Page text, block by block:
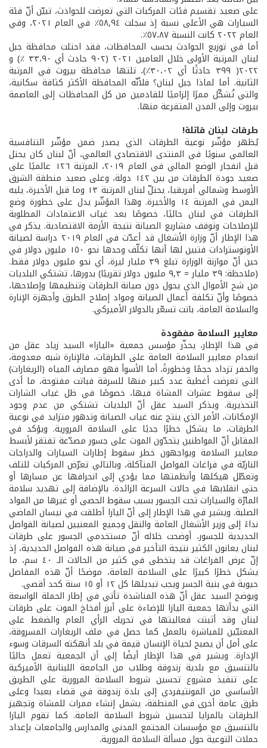
على صعيد تقسيم فئات المركبات التي تعرضت للحوادث، تبيّن أنّ فئة
السيارات هي الأعلى نسبة إذ سجلت ٥٨,٩٤٪ في العام ٢٠٢١، وفي
العام ٢٠٢٢ كانت النسبة ٥٧،٨٧٪.
أما في توزيع الحوادث بحسب المحافظات، فقد احتلت محافظة جبل
لبنان المرتبة الأولى خلال العامين ٢٠٢١ (٩٠٢ حادث أي ٣٣،٩٠ ٪) و
٢٠٢٢( ٣٩٩ حادثًا أي ٣٠،٠٢٪)، تلتها محافظة بيروت في المرتبة
الثانية. أما لماذا جبل لبنان؟ فلأنّه المحافظة الأكثر كثافة سكانية،
والتي تُشكّل ممرًا إلزاميًا للقادمين من كل المحافظات إلى العاصمة
بيروت وإلى المدن المتفرعة منها.
طرقات لبنان قاتلة!
يُظهر مؤشّر نوعية الطرقات الذي يصدر ضمن مؤشّر التنافسية
العالمي سنويًا في المنتدى الاقتصادي العالمي، أنّ لبنان كان يحتل
قبل انفجار الوضع المالي في العام ٢٠١٩، المرتبة ١٢٦ عالميًا على
صعيد جودة الطرقات من بين ١٤٢ دولة، وعلى صعيد منطقة الشرق
الأوسط وشمالي أفريقيا، يحتلّ لبنان المرتبة ١٣ وما قبل الأخيرة، يليه
اليمن في المرتبة ١٤ والأخيرة. وهذا المؤشّر يدل على خطورة وضع
الطرقات في لبنان حاليًا، خصوصًا بعد غياب الاعتمادات المطلوبة
للإصلاحات وتوقف مشاريع الصيانة نتيجة الأزمة الاقتصادية. يذكر في
هذا الإطار أنّ وزارة الأشغال قد أعدّت في العام ٢٠١٩ دراسة لصيانة
الأوتوسترادات فتبين لها أنها تكلّف وحدها نحو ١٥٠ مليون دولار في
حين أنّ موازنة الوزارة تبلغ ٣٩ مليار ليرة، أي نحو مليون دولار فقط.
(ملاحظة: ٣٩ مليار = ٩,٣ مليون دولار تقريبًا) بدورها، تشتكي البلديات
من شح الأموال الذي يحول دون صيانة الطرقات وتنظيمها وإصلاحها،
خصوصًا وأنّ تكلفة أعمال الصيانة ومواد إصلاح الطرق وأجهزة الإنارة
والسلامة العامة، باتت تسعّر بالدولار الأميركي.
معايير السلامة مفقودة
في هذا الإطار، يحذّر مؤسس جمعية «اليازا» السيد زياد عقل من
انعدام معايير السلامة العامة على الطرقات، فالإنارة شبه معدومة،
والحفر تزداد حجمًا وخطورةً، أما الأسوأ فهو مصارف المياه (الريغارات)
التي تعرضت أغطية عدد كبير منها للسرقة فباتت مفتوحة، ما أدى
إلى سقوط عشرات المشاة فيها، خصوصًا في ظل غياب الشارات
التحذيرية. ويذكر السيد عقل أنّ البلديات تشتكي من عدم وجود
الإمكانات، الأمر الذي ينتج عنه غياب الصيانة وتدهور متزايد في نوعية
الطرقات، ما يشكل خطرًا جديًا على السلامة المرورية. ويؤكد في
المقابل أنّ المواطنين يتحدّون الموت على جسور مصدّعة تفتقر لأبسط
معايير السلامة ويواجهون خطر سقوط إطارات السيارات والدراجات
الناريّة في فراغات الفواصل المتآكلة، وبالتالي تعرّض المركبات للتلف
وتعطّل هيكلها وأنظمتها مما يؤدي إلى انحرافها عن مسارها أو
حتى انقلابها في حالات السرعة الزائدة. بالإضافة إلى تهديد سلامة
المارّة والسيارات تحت الجسور بسبب سقوط الحصى أو غيرها من المواد
الصلبة. ويشير في هذا الإطار إلى أنّ اليازا أطلقت في نيسان الماضي
نداءً إلى وزير الأشغال العامة والنقل وجميع المعنيين لصيانة الفواصل
الحديدية للجسور، أوضحت خلاله أنّ مستخدمي الجسور على طرقات
لبنان يعانون الكثير نتيجة التأخير في صيانة هذه الفواصل الحديدية، إذ
إنّ عرض الفراغات قد يتخطى في كثير من الحالات الـ ٤٠ سم، ما
يشكل خطرًا كبيرًا على السلامة العامة، موضحًا أنّ هذه المفاصل
حيوية في بنية الجسر ويجب تبديلها كل ١٢ أو ١٥ سنة كحد أقصى.
ويوضح السيد عقل أنّ هذه المناشدة تأتي في إطار الحملة الواسعة
التي بدأتها جمعية اليازا للإضاءة على أبرز أفخاخ الموت على طرقات
لبنان وقد أثبتت فعاليتها في تحريك الرأي العام والضغط على
المعنيّين للمباشرة بالعمل كما حصل في ملف الريغارات المسروقة،
على أمل أن يصبح لحياة الإنسان قيمة في بلد أنهكته السرقات وسوء
الإدارة. ويشير في هذا الإطار أيضًا إلى أن الجمعية تعمل حاليًا
بالتنسيق مع بلدية زندوقة وطلاب من الجامعة اللبنانية الأميركية
على تنفيذ مشروع تحسين شروط السلامة المرورية على الطريق
الأساسي من المونتيفردي إلى بلدة زندوقة في قضاء بعبدا وعلى
طرق عامة أخرى في المنطقة، يشمل إنشاء ممرات للمشاة وتجهيز
الطرقات بالمرايا لتحسين شروط السلامة العامة. كما تقوم اليازا
بالتنسيق مع مؤسسات المجتمع المدني والمدارس والجامعات بإعداد
حملات التوعية حول مسألة السلامة المرورية.